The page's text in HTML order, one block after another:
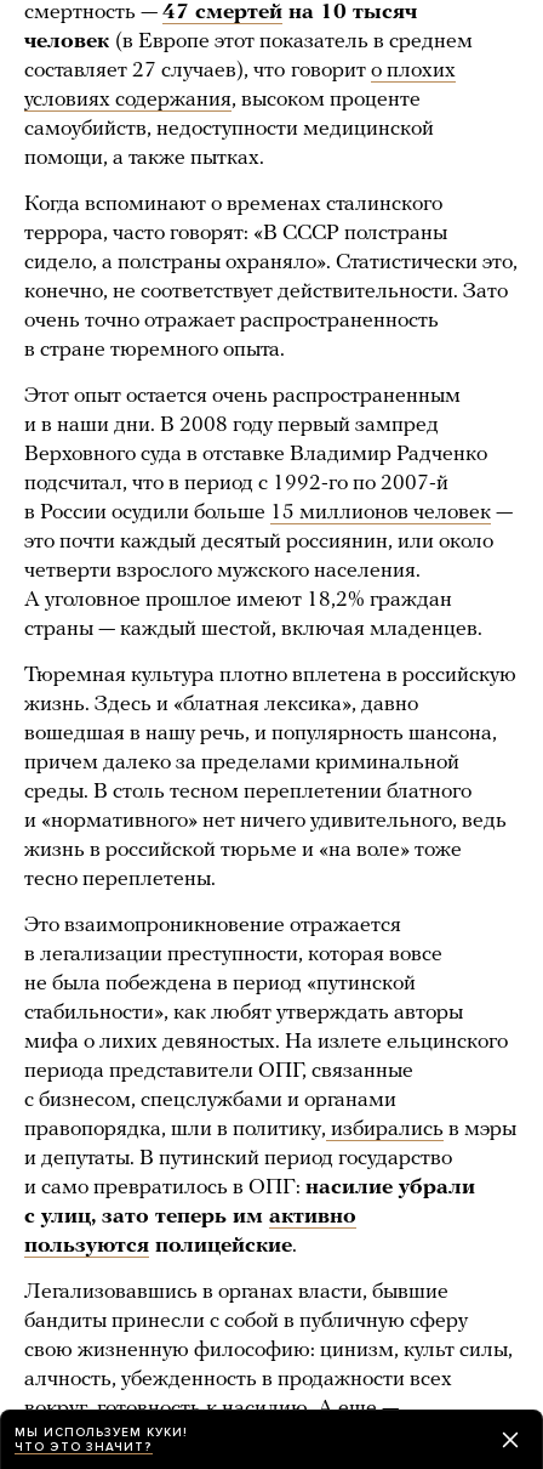
смертность — 47 смертей на 10 тысяч
человек (в Европе этот показатель в среднем
составляет 27 случаев), что говорит о плохих
условиях содержания, высоком проценте
самоубийств, недоступности медицинской
помощи, а также пытках.
Когда вспоминают о временах сталинского
террора, часто говорят: «В СССР полстраны
сидело, а полстраны охраняло». Статистически это,
конечно, не соответствует действительности. Зато
очень точно отражает распространенность
в стране тюремного опыта.
Этот опыт остается очень распространенным
и в наши дни. В 2008 году первый зампред
Верховного суда в отставке Владимир Радченко
подсчитал, что в период с 1992-го по 2007-й
в России осудили больше 15 миллионов человек —
это почти каждый десятый россиянин, или около
четверти взрослого мужского населения.
А уголовное прошлое имеют 18,2% граждан
страны — каждый шестой, включая младенцев.
Тюремная культура плотно вплетена в российскую
жизнь. Здесь и «блатная лексика», давно
вошедшая в нашу речь, и популярность шансона,
причем далеко за пределами криминальной
среды. В столь тесном переплетении блатного
и «нормативного» нет ничего удивительного, ведь
жизнь в российской тюрьме и «на воле» тоже
тесно переплетены.
Это взаимопроникновение отражается
в легализации преступности, которая вовсе
не была побеждена в период «путинской
стабильности», как любят утверждать авторы
мифа о лихих девяностых. На излете ельцинского
периода представители ОПГ, связанные
с бизнесом, спецслужбами и органами
правопорядка, шли в политику, избирались в мэры
и депутаты. В путинский период государство
и само превратилось в ОПГ: насилие убрали
с улиц, зато теперь им активно
пользуются полицейские.
Легализовавшись в органах власти, бывшие
бандиты принесли с собой в публичную сферу
свою жизненную философию: цинизм, культ силы,
алчность, убежденность в продажности всех
вокруг, готовность к насилию. А еще —
тюремный«клоачный»
МЫ ИСПОЛЬЗУЕМ КУКИ!
ЧТО ЭТО ЗНАЧИТ?